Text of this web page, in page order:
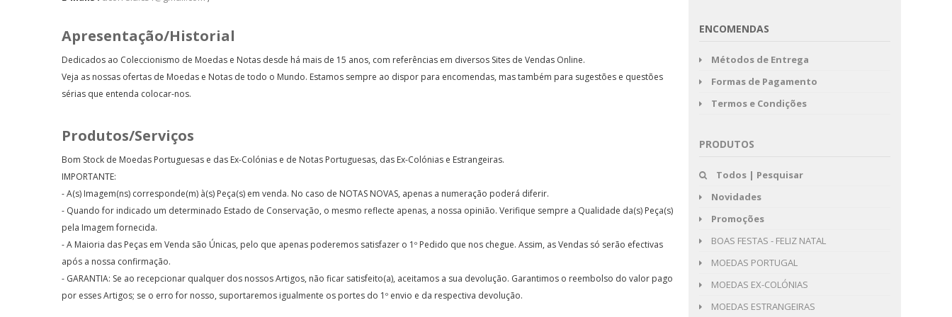
Apresentação/Historial
Dedicados ao Coleccionismo de Moedas e Notas desde há mais de 15 anos, com referências em diversos Sites de Vendas Online.
Veja as nossas ofertas de Moedas e Notas de todo o Mundo. Estamos sempre ao dispor para encomendas, mas também para sugestões e questões
sérias que entenda colocar-nos.
Produtos/Serviços
Bom Stock de Moedas Portuguesas e das Ex-Colónias e de Notas Portuguesas, das Ex-Colónias e Estrangeiras.
IMPORTANTE:
- A(s) Imagem(ns) corresponde(m) à(s) Peça(s) em venda. No caso de NOTAS NOVAS, apenas a numeração poderá diferir.
- Quando for indicado um determinado Estado de Conservação, o mesmo reflecte apenas, a nossa opinião. Verifique sempre a Qualidade da(s) Peça(s)
pela Imagem fornecida.
- A Maioria das Peças em Venda são Únicas, pelo que apenas poderemos satisfazer o 1º Pedido que nos chegue. Assim, as Vendas só serão efectivas
após a nossa confirmação.
- GARANTIA: Se ao recepcionar qualquer dos nossos Artigos, não ficar satisfeito(a), aceitamos a sua devolução. Garantimos o reembolso do valor pago
por esses Artigos; se o erro for nosso, suportaremos igualmente os portes do 1º envio e da respectiva devolução.
ENCOMENDAS
Métodos de Entrega
Formas de Pagamento
Termos e Condições
PRODUTOS
Todos | Pesquisar
Novidades
Promoções
BOAS FESTAS - FELIZ NATAL
MOEDAS PORTUGAL
MOEDAS EX-COLÓNIAS
MOEDAS ESTRANGEIRAS